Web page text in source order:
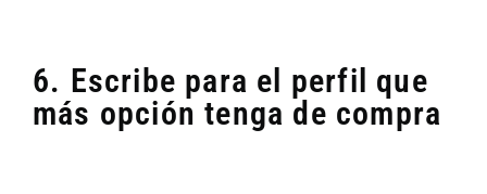
6. Escribe para el perfil que
más opción tenga de compra